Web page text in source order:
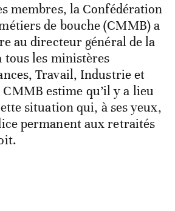
membres, la Confédération
de bouche (CMMB) a
au directeur général de la
tous les ministères
Travail, Industrie et
estime qu’il y a lieu
situation qui, à ses yeux,
permanent aux retraités